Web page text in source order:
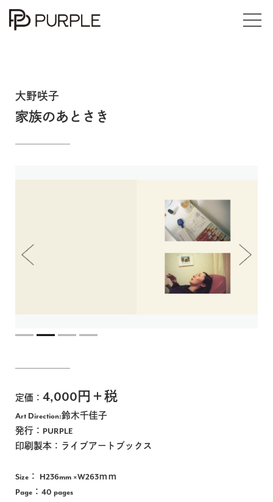
大野咲子
家族のあとさき
定価： 4,000円＋税
Art Direction:鈴木千佳子
発行：PURPLE
印刷製本：ライブアートブックス
Size： H236mm ×W263ｍｍ
Page：40 pages